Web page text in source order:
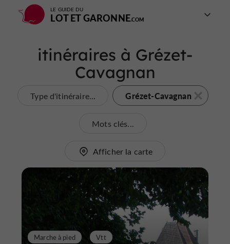
LE GUIDE DU
LOT ET GARONNE
itinéraires à Grézet-
Cavagnan
Type d'itinéraire... Grézet-Cavagnan
Mots clés...
Afficher la carte
Marche à pied Vtt